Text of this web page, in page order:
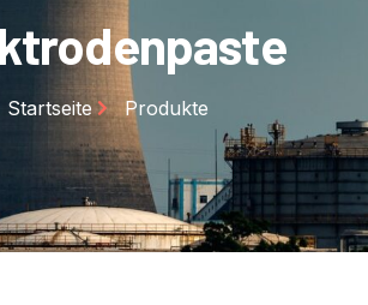
Startseite Produkte